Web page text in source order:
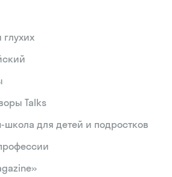
Talks
для детей и подростков